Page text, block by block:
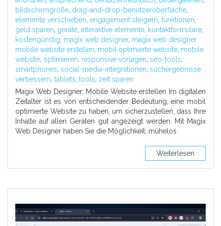
bildschirmgröße drag-and-drop-benutzeroberfläche
elemente verschieben engagement steigern funktionen
geld sparen geräte interaktive elemente kontaktformulare
kostengünstig magix web designer, magix web designer
mobile website erstellen mobil optimierte website mobile
website optimieren responsive vorlagen seo-tools
smartphones social-media-integrationen suchergebnisse
verbessern tablets tools zeit sparen
Magix Web Designer: Mobile Website erstellen Im digitalen
Zeitalter ist es von entscheidender Bedeutung, eine mobil
optimierte Website zu haben, um sicherzustellen, dass Ihre
Inhalte auf allen Geräten gut angezeigt werden. Mit Magix
Web Designer haben Sie die Möglichkeit, mühelos
Weiterlesen